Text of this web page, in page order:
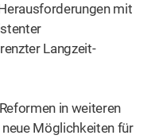
mit
Langzeit-
in weiteren
Möglichkeiten für